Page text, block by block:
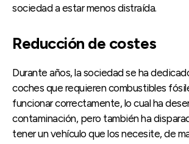
sociedad a estar menos distraída.
Reducción de costes
Durante años, la sociedad se ha
coches que requieren combustibles
funcionar correctamente, lo cual ha
contaminación, pero también ha
tener un vehículo que los necesite, de